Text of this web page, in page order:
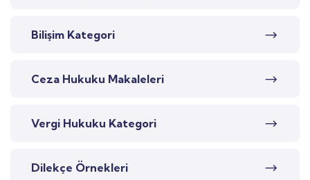
Bilişim Kategori
Ceza Hukuku Makaleleri
Vergi Hukuku Kategori
Dilekçe Örnekleri